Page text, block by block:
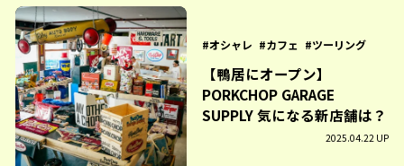
オシャレ カフェ ツーリング
【鴨居にオープン】
PORKCHOP GARAGE
SUPPLY 気になる新店舗は？
2025.04.22 UP